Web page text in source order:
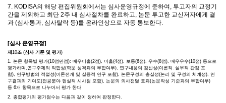
7. KODISA의 해당 편집위원회에서는 심사운영규정에 준하여 , 투고자의 교정기
간을 제외하고 최단 2주 내 심사절차를 완료하고, 논문 투고한 교신저자에게 결
과 (심사통과, 심사탈락 등)를 온라인상으로 자동 통보한다.
[심사 운영규정]
제 10조 (심사 기준 및 평가)
1. 논문 항목별 평가(10점만점): 매우미흡(2점), 미흡(4점), 보통(6점), 우수(8점), 매우우수(10점) 등으로
평가하며,연구주제의 적합성(학문 성격과의 부합여부), 연구내용의 참신성(이론적 ․ 실무적 관점 포
함), 연구방법의 적절성(이론전개 및 실증적 연구 포함), 논문구성의 충실성(논리 및 구성의 체계성), 연
구결과의 기여도(전공분야 현실적 시사점 포함), 논문의 의사전달 효과(논문작성 기준과의 부합여부)
등 6개 항목으로 나누어서 평가 한다
2. 종합평가의 평가점수는 다음과 같이 정하여 판정한다